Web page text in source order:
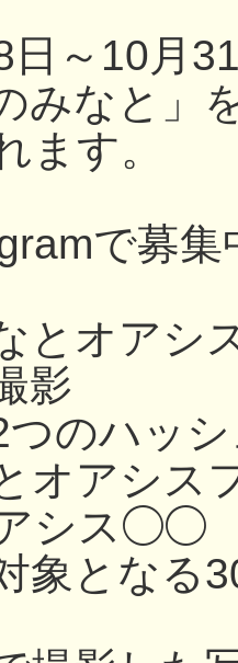
日～10月
みなと
ます。
で募集
とオアシ
影
つのハッ
オアシス
アシス◯◯
となる